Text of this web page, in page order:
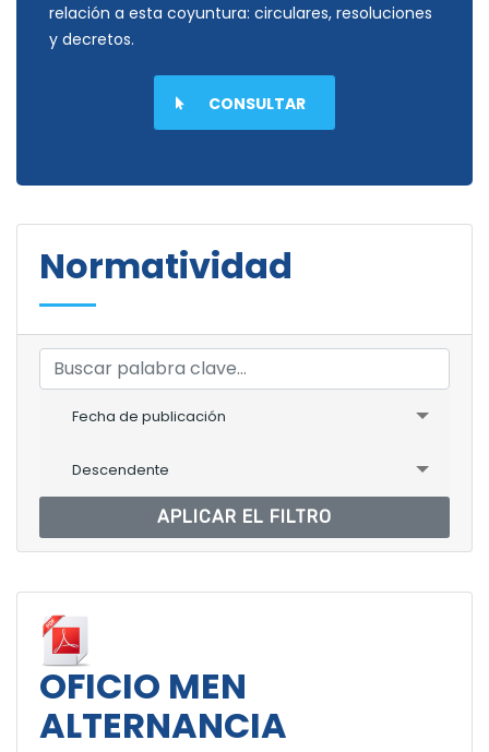
relación a esta coyuntura: circulares, resoluciones
y decretos.
CONSULTAR
Normatividad
Fecha de publicación
Descendente
APLICAR EL FILTRO
OFICIO MEN
ALTERNANCIA